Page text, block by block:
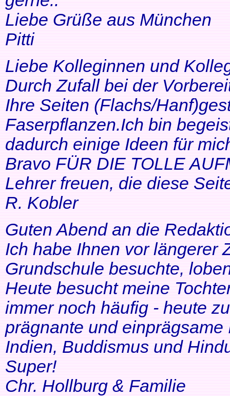
Liebe Grüße aus München
Pitti
Liebe Kolleginnen und
Durch Zufall bei der
Ihre Seiten (Flachs/
Faserpflanzen.Ich bin
dadurch einige Ideen für
Bravo FÜR DIE TOLLE
Lehrer freuen, die diese
R. Kobler
Guten Abend an die
Ich habe Ihnen vor längerer
Grundschule besuchte,
Heute besucht meine
immer noch häufig - heute
prägnante und
Indien, Buddismus und
Super!
Chr. Hollburg & Familie